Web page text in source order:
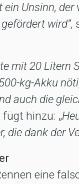
Unsinn, der
wird“,
mit 20
kg-Akku
auch die
fügt hinzu: „
die dank der
eine